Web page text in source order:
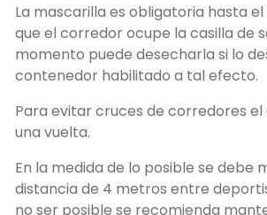
La mascarilla es obligatoria hasta
que el corredor ocupe la casilla de
momento puede desecharla si lo
contenedor habilitado a tal efecto.
Para evitar cruces de corredores
una vuelta.
En la medida de lo posible se debe
distancia de 4 metros entre
no ser posible se recomienda